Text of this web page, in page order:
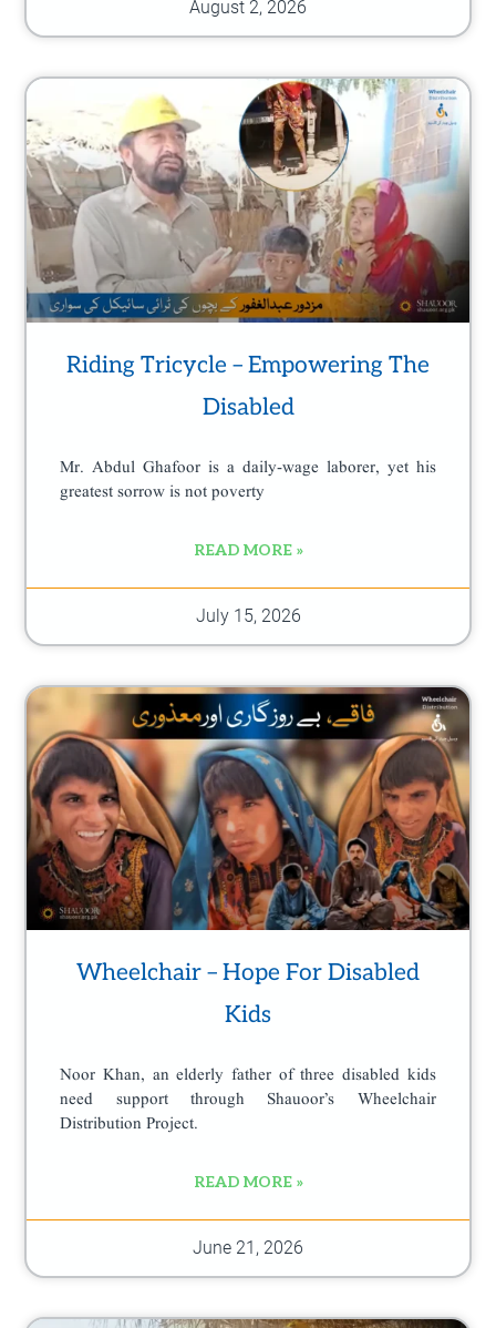
August 2, 2026
Riding Tricycle – Empowering The
Disabled
Mr. Abdul Ghafoor is a daily-wage laborer, yet his
greatest sorrow is not poverty
READ MORE »
July 15, 2026
Wheelchair – Hope For Disabled
Kids
Noor Khan, an elderly father of three disabled kids
need support through Shauoor’s Wheelchair
Distribution Project.
READ MORE »
June 21, 2026